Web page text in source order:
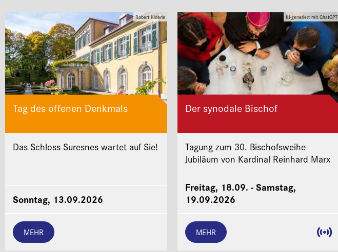
Robert Kiderle
Tag des offenen Denkmals
Das Schloss Suresnes wartet auf Sie!
Sonntag, 13.09.2026
MEHR
KI-generiert mit ChatGPT
Der synodale Bischof
Tagung zum 30. Bischofsweihe-
Jubiläum von Kardinal Reinhard Marx
Freitag, 18.09. - Samstag,
19.09.2026
MEHR